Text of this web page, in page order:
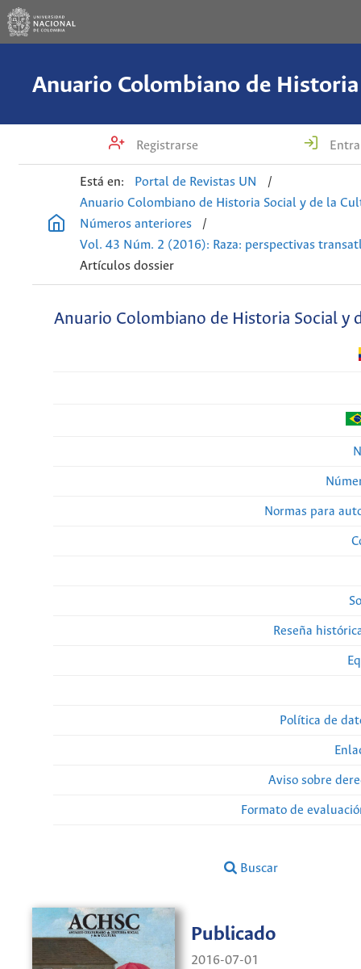
Registrarse
Está en: Portal de Revistas UN
/
Anuario Colombiano de Historia Social y de la
Números anteriores
/
Vol. 43 Núm. 2 (2016): Raza: perspectivas
Artículos dossier
Anuario Colombiano de Historia Social y
Normas para
Reseña
Política de
Aviso sobre
Formato de
Buscar
Publicado
2016-07-01